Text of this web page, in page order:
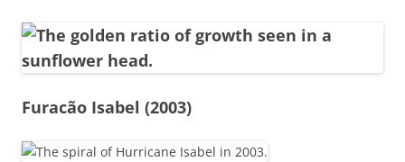
Furacão Isabel (2003)